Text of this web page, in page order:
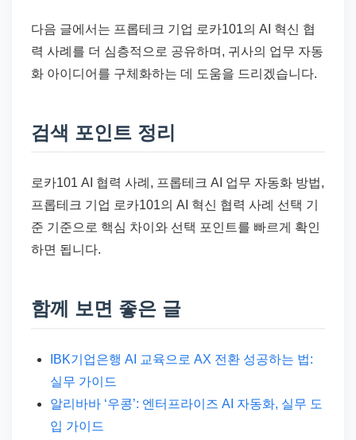
다음 글에서는 프롭테크 기업 로카101의 AI 혁신 협
력 사례를 더 심층적으로 공유하며, 귀사의 업무 자동
화 아이디어를 구체화하는 데 도움을 드리겠습니다.
검색 포인트 정리
로카101 AI 협력 사례, 프롭테크 AI 업무 자동화 방법,
프롭테크 기업 로카101의 AI 혁신 협력 사례 선택 기
준 기준으로 핵심 차이와 선택 포인트를 빠르게 확인
하면 됩니다.
함께 보면 좋은 글
IBK기업은행 AI 교육으로 AX 전환 성공하는 법:
실무 가이드
알리바바 ‘우콩’: 엔터프라이즈 AI 자동화, 실무 도
입 가이드